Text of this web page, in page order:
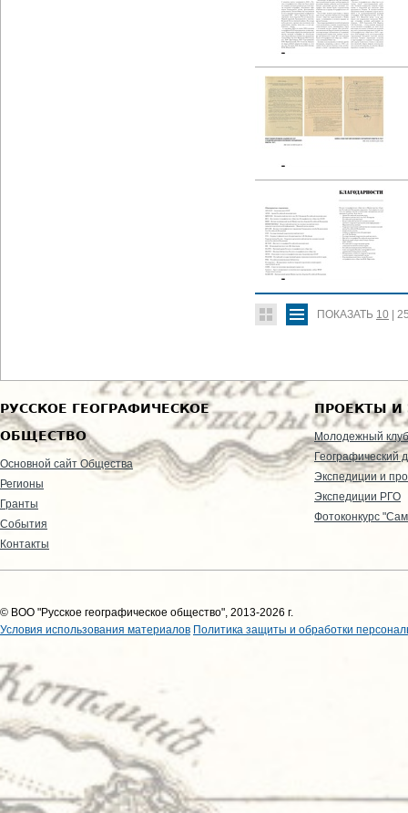
ПОКАЗАТЬ 10
РУССКОЕ ГЕОГРАФИЧЕСКОЕ
ОБЩЕСТВО
Основной сайт Общества
Регионы
Гранты
События
Контакты
ПРОЕКТЫ И
Молодежный клуб
Географический
Экспедиции и
Экспедиции РГО
Фотоконкурс
© ВОО "Русское географическое общество", 2013-2026 г.
Условия использования материалов Политика защиты и обработки